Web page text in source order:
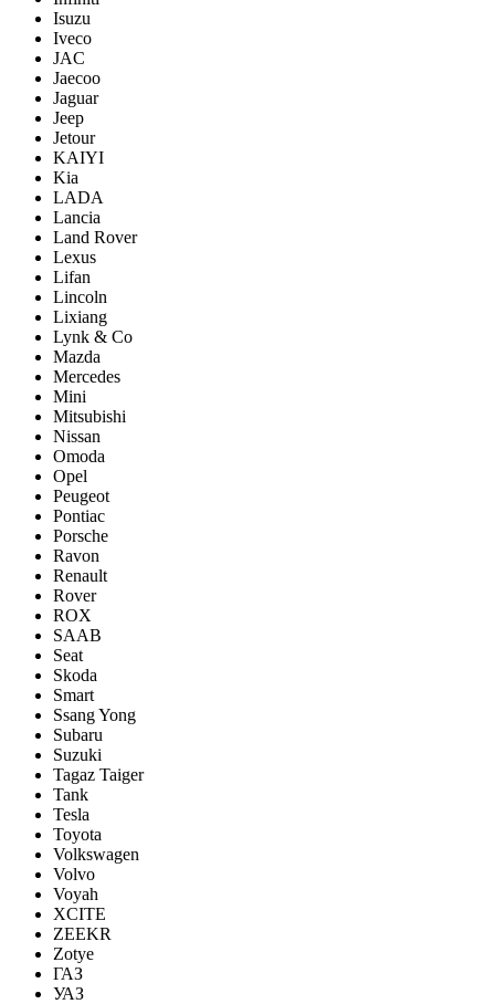
Isuzu
Iveco
JAC
Jaecoo
Jaguar
Jeep
Jetour
KAIYI
Kia
LADA
Lancia
Land Rover
Lexus
Lifan
Lincoln
Lixiang
Lynk & Co
Mazda
Mercedes
Mini
Mitsubishi
Nissan
Omoda
Opel
Peugeot
Pontiac
Porsсhe
Ravon
Renault
Rover
ROX
SAAB
Seat
Skoda
Smart
Ssang Yong
Subaru
Suzuki
Tagaz Taiger
Tank
Tesla
Toyota
Volkswagen
Volvo
Voyah
XCITE
ZEEKR
Zotye
ГАЗ
УАЗ